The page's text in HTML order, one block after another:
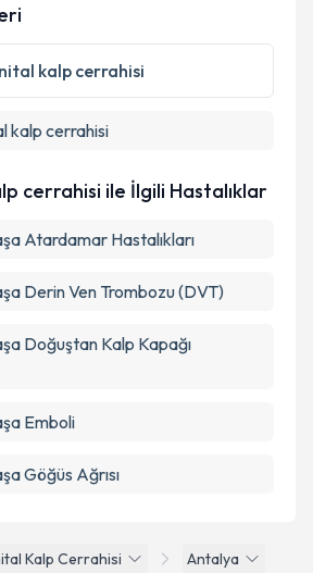
işlenmesine ilişkinAydınlatma
ve kişisel verilerimin belirtilen
kabul ediyorum.
Kalp Cerrahisi
Antalya
kalp cerrahisi
kalp cerrahisi
cerrahisi ile İlgili Hastalıklar
Atardamar Hastalıkları
Derin Ven Trombozu (DVT)
Doğuştan Kalp Kapağı
Emboli
Göğüs Ağrısı